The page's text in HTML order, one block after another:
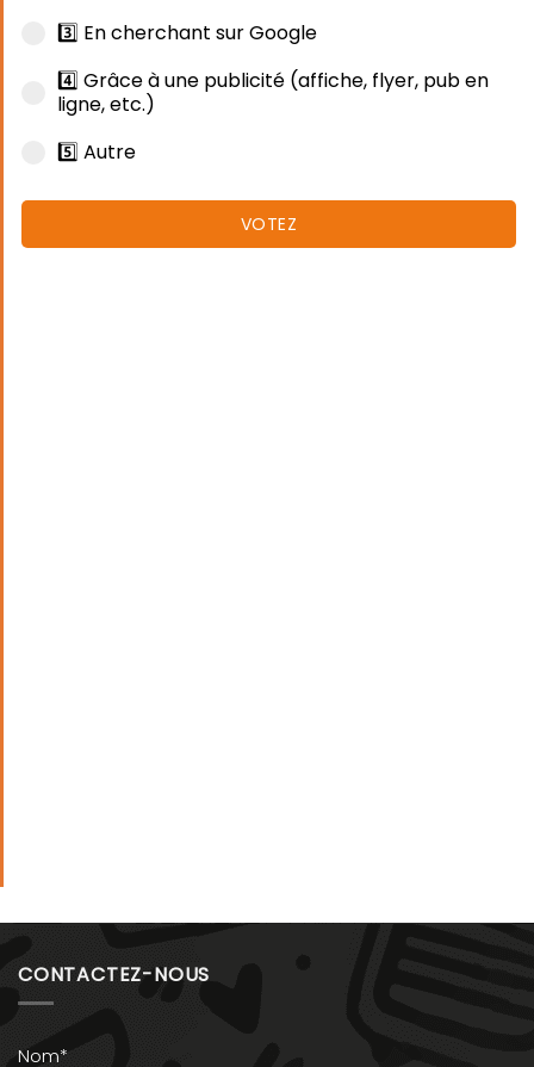
3️⃣ En cherchant sur Google
4️⃣ Grâce à une publicité (affiche, flyer, pub en
ligne, etc.)
5️⃣ Autre
VOTEZ
CONTACTEZ-NOUS
Nom*